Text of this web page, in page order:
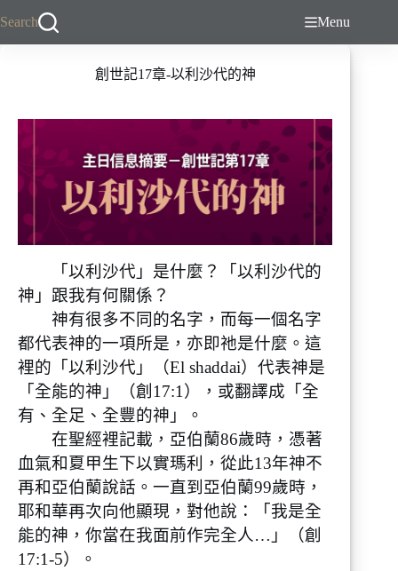
Search Menu
創世記17章-以利沙代的神
「以利沙代」是什麼？「以利沙代的
神」跟我有何關係？
神有很多不同的名字，而每一個名字
都代表神的一項所是，亦即祂是什麼。這
裡的「以利沙代」（El shaddai）代表神是
「全能的神」（創17:1），或翻譯成「全
有、全足、全豐的神」。
在聖經裡記載，亞伯蘭86歲時，憑著
血氣和夏甲生下以實瑪利，從此13年神不
再和亞伯蘭說話。一直到亞伯蘭99歲時，
耶和華再次向他顯現，對他說：「我是全
能的神，你當在我面前作完全人…」（創
17:1-5）。